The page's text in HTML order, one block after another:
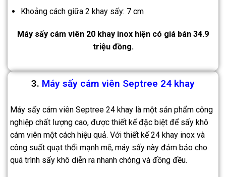
Khoảng cách giữa 2 khay sấy: 7 cm
Máy sấy cám viên 20 khay inox hiện có giá bán 34.9
triệu đồng.
3. Máy sấy cám viên Septree 24 khay
Máy sấy cám viên Septree 24 khay là một sản phẩm công
nghiệp chất lượng cao, được thiết kế đặc biệt để sấy khô
cám viên một cách hiệu quả. Với thiết kế 24 khay inox và
công suất quạt thổi mạnh mẽ, máy sấy này đảm bảo cho
quá trình sấy khô diễn ra nhanh chóng và đồng đều.